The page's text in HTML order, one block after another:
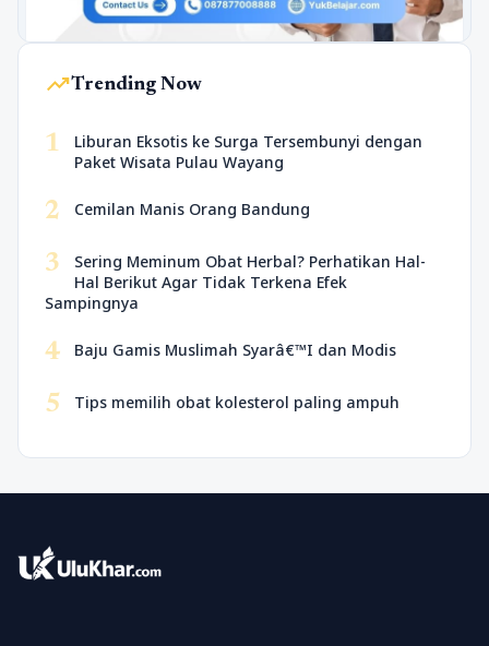
trending_upTrending Now
1
Liburan Eksotis ke Surga Tersembunyi dengan
Paket Wisata Pulau Wayang
2 Cemilan Manis Orang Bandung
3
Sering Meminum Obat Herbal? Perhatikan Hal-
Hal Berikut Agar Tidak Terkena Efek
Sampingnya
4 Baju Gamis Muslimah Syarâ€™I dan Modis
5 Tips memilih obat kolesterol paling ampuh